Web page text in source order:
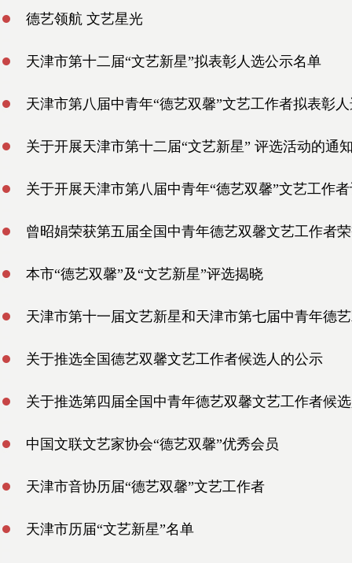
德艺领航 文艺星光
天津市第十二届“文艺新星”拟表彰人选公示名单
天津市第八届中青年“德艺双馨”文艺工作者拟表彰
关于开展天津市第十二届“文艺新星” 评选活动的通
关于开展天津市第八届中青年“德艺双馨”文艺工作
曾昭娟荣获第五届全国中青年德艺双馨文艺工作者
本市“德艺双馨”及“文艺新星”评选揭晓
天津市第十一届文艺新星和天津市第七届中青年德
关于推选全国德艺双馨文艺工作者候选人的公示
关于推选第四届全国中青年德艺双馨文艺工作者候
中国文联文艺家协会“德艺双馨”优秀会员
天津市音协历届“德艺双馨”文艺工作者
天津市历届“文艺新星”名单